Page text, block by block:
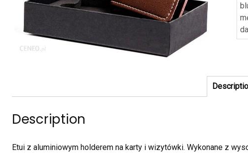
Description
Etui z aluminiowym holderem na karty i wizytówki. Wykonane z